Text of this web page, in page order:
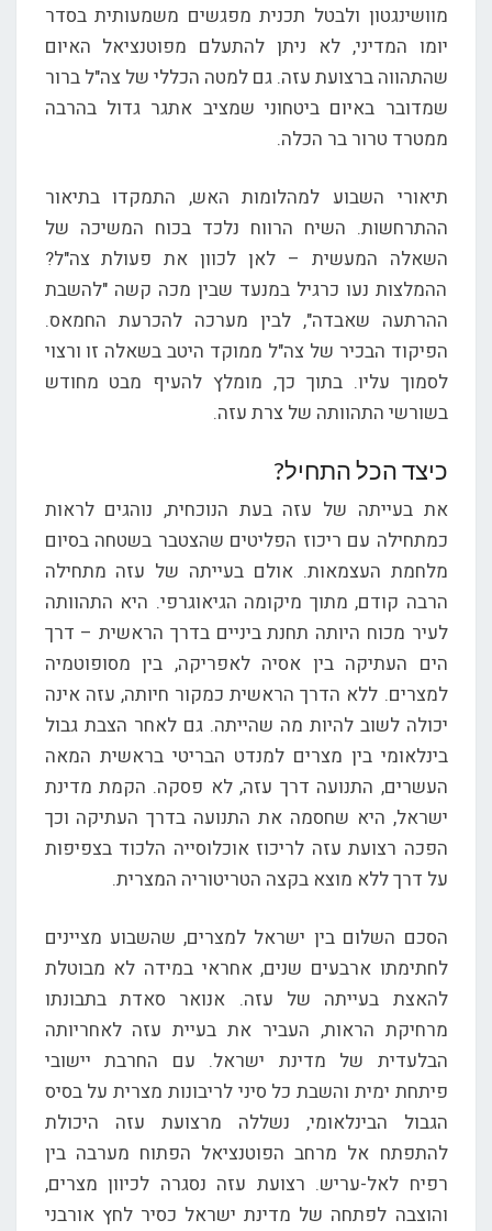
מוושינגטון ולבטל תכנית מפגשים משמעותית בסדר
יומו המדיני, לא ניתן להתעלם מפוטנציאל האיום
שהתהווה ברצועת עזה. גם למטה הכללי של צה"ל ברור
שמדובר באיום ביטחוני שמציב אתגר גדול בהרבה
ממטרד טרור בר הכלה.
תיאורי השבוע למהלומות האש, התמקדו בתיאור
ההתרחשות. השיח הרווח נלכד בכוח המשיכה של
השאלה המעשית – לאן לכוון את פעולת צה"ל?
ההמלצות נעו כרגיל במנעד שבין מכה קשה "להשבת
ההרתעה שאבדה", לבין מערכה להכרעת החמאס.
הפיקוד הבכיר של צה"ל ממוקד היטב בשאלה זו ורצוי
לסמוך עליו. בתוך כך, מומלץ להעיף מבט מחודש
בשורשי התהוותה של צרת עזה.
כיצד הכל התחיל?
את בעייתה של עזה בעת הנוכחית, נוהגים לראות
כמתחילה עם ריכוז הפליטים שהצטבר בשטחה בסיום
מלחמת העצמאות. אולם בעייתה של עזה מתחילה
הרבה קודם, מתוך מיקומה הגיאוגרפי. היא התהוותה
לעיר מכוח היותה תחנת ביניים בדרך הראשית – דרך
הים העתיקה בין אסיה לאפריקה, בין מסופוטמיה
למצרים. ללא הדרך הראשית כמקור חיותה, עזה אינה
יכולה לשוב להיות מה שהייתה. גם לאחר הצבת גבול
בינלאומי בין מצרים למנדט הבריטי בראשית המאה
העשרים, התנועה דרך עזה, לא פסקה. הקמת מדינת
ישראל, היא שחסמה את התנועה בדרך העתיקה וכך
הפכה רצועת עזה לריכוז אוכלוסייה הלכוד בצפיפות
על דרך ללא מוצא בקצה הטריטוריה המצרית.
הסכם השלום בין ישראל למצרים, שהשבוע מציינים
לחתימתו ארבעים שנים, אחראי במידה לא מבוטלת
להאצת בעייתה של עזה. אנואר סאדת בתבונתו
מרחיקת הראות, העביר את בעיית עזה לאחריותה
הבלעדית של מדינת ישראל. עם החרבת יישובי
פיתחת ימית והשבת כל סיני לריבונות מצרית על בסיס
הגבול הבינלאומי, נשללה מרצועת עזה היכולת
להתפתח אל מרחב הפוטנציאל הפתוח מערבה בין
רפיח לאל-עריש. רצועת עזה נסגרה לכיוון מצרים,
והוצבה לפתחה של מדינת ישראל כסיר לחץ אורבני